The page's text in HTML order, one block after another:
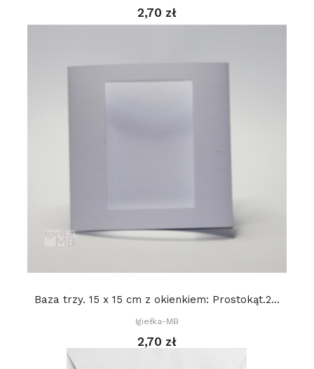
2,70 zł
Baza trzy. 15 x 15 cm z okienkiem: Prostokąt.2...
Igiełka-MB
2,70 zł